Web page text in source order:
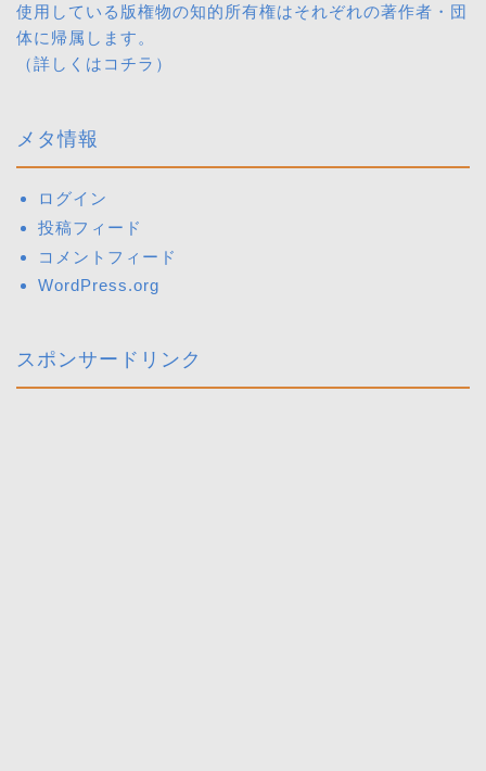
使用している版権物の知的所有権はそれぞれの著作者・団
体に帰属します。
（詳しくは コチラ ）
メタ情報
ログイン
投稿フィード
コメントフィード
WordPress.org
スポンサードリンク